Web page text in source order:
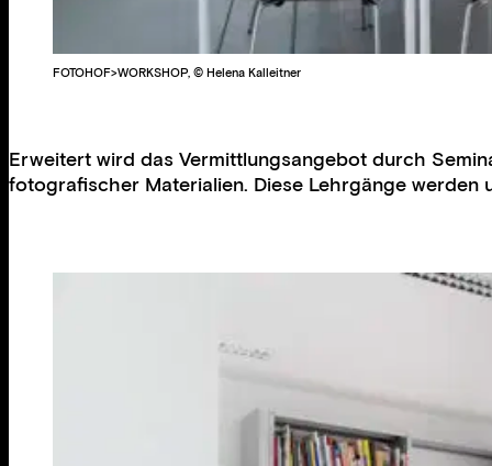
FOTOHOF>WORKSHOP, © Helena Kalleitner
Erweitert wird das Vermittlungsangebot durch
fotografischer Materialien. Diese Lehrgänge